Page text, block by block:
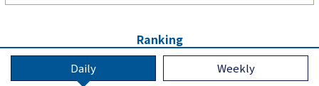
Ranking
Daily Weekly